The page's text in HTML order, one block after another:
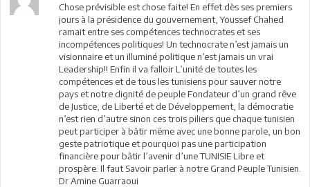
Chose prévisible est chose faite! En effet dès ses premiers
jours à la présidence du gouvernement, Youssef Chahed
ramait entre ses compétences technocrates et ses
incompétences politiques! Un technocrate n’est jamais un
visionnaire et un illuminé politique n’est jamais un vrai
Leadership!! Enfin il va falloir L’unité de toutes les
compétences et de tous les tunisiens pour sauver notre
pays et notre dignité de peuple Fondateur d’un grand rêve
de Justice, de Liberté et de Développement, la démocratie
n’est rien d’autre sinon ces trois piliers que chaque tunisien
peut participer à bâtir même avec une bonne parole, un bon
geste patriotique et pourquoi pas une participation
financière pour bâtir l’avenir d’une TUNISIE Libre et
prospère. Il faut Savoir parler à notre Grand Peuple Tunisien.
Dr Amine Guarraoui